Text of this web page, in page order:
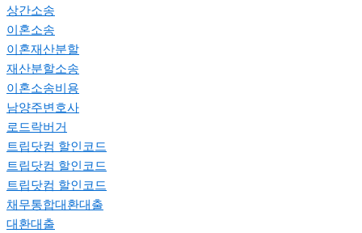
상간소송
이혼소송
이혼재산분할
재산분할소송
이혼소송비용
남양주변호사
로드락버거
트립닷컴 할인코드
트립닷컴 할인코드
트립닷컴 할인코드
채무통합대환대출
대환대출